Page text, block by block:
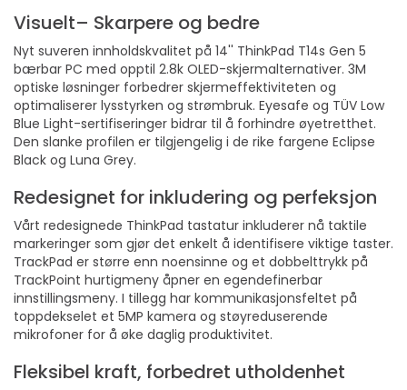
Visuelt– Skarpere og bedre
Nyt suveren innholdskvalitet på 14'' ThinkPad T14s Gen 5
bærbar PC med opptil 2.8k OLED-skjermalternativer. 3M
optiske løsninger forbedrer skjermeffektiviteten og
optimaliserer lysstyrken og strømbruk. Eyesafe og TÜV Low
Blue Light-sertifiseringer bidrar til å forhindre øyetretthet.
Den slanke profilen er tilgjengelig i de rike fargene Eclipse
Black og Luna Grey.
Redesignet for inkludering og perfeksjon
Vårt redesignede ThinkPad tastatur inkluderer nå taktile
markeringer som gjør det enkelt å identifisere viktige taster.
TrackPad er større enn noensinne og et dobbelttrykk på
TrackPoint hurtigmeny åpner en egendefinerbar
innstillingsmeny. I tillegg har kommunikasjonsfeltet på
toppdekselet et 5MP kamera og støyreduserende
mikrofoner for å øke daglig produktivitet.
Fleksibel kraft, forbedret utholdenhet